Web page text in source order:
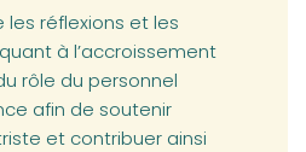
les réflexions et les
à l’accroissement
rôle du personnel
afin de soutenir
et contribuer ainsi